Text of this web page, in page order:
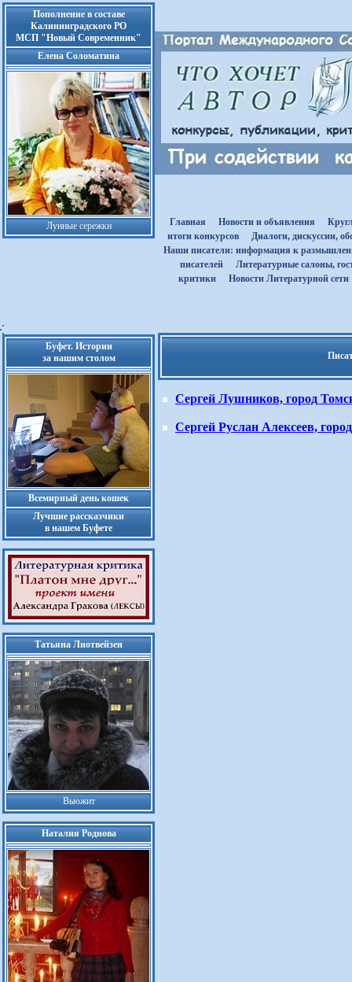
Пополнение в составе
Калининградского РО
МСП "Новый Современник"
Елена Соломатина
Лунные сережки Главная Новости и объявления
итоги конкурсов
Диалоги, дискуссии,
Наши писатели: информация к
писателей
Литературные салоны,
критики
Новости Литературной сети
Буфет. Истории
за нашим столом
Всемирный день кошек
Лучшие рассказчики
в нашем Буфете
Татьяна Лиотвейзен
Вьюжит
Наталия Роднова
Сергей Лушников, город
Сергей Руслан Алексеев,